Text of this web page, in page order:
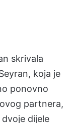
skrivala
koja je
ponovno
partnera,
dijele